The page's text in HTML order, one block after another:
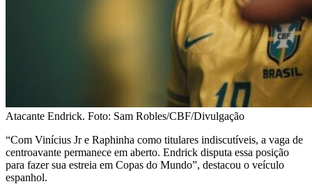
Atacante Endrick. Foto: Sam Robles/CBF/Divulgação
“Com Vinícius Jr e Raphinha como titulares indiscutíveis, a vaga de
centroavante permanece em aberto. Endrick disputa essa posição
para fazer sua estreia em Copas do Mundo”, destacou o veículo
espanhol.